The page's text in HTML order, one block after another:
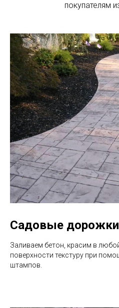
покупателям
Садовые дорожки
Заливаем бетон, красим в
поверхности текстуру при
штампов.